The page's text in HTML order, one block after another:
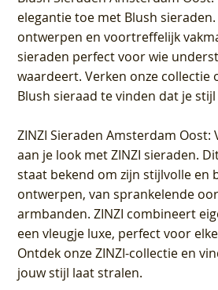
elegantie toe met Blush
ontwerpen en voortreffelijk
sieraden perfect voor wie
waardeert. Verken onze collectie
Blush sieraad te vinden dat je
ZINZI Sieraden Amsterdam Oost:
aan je look met ZINZI sieraden.
staat bekend om zijn stijlvolle en
ontwerpen, van sprankelende
armbanden. ZINZI combineert
een vleugje luxe, perfect voor
Ontdek onze ZINZI-collectie en
jouw stijl laat stralen.